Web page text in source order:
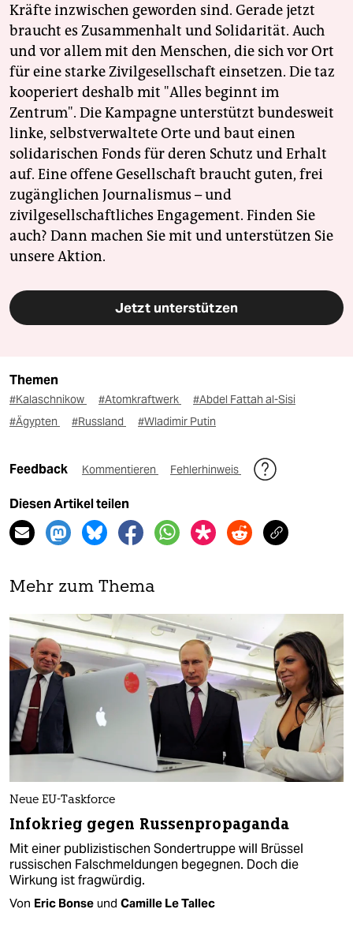
Kräfte inzwischen geworden sind. Gerade jetzt
braucht es Zusammenhalt und Solidarität. Auch
und vor allem mit den Menschen, die sich vor Ort
für eine starke Zivilgesellschaft einsetzen. Die taz
kooperiert deshalb mit "Alles beginnt im
Zentrum". Die Kampagne unterstützt bundesweit
linke, selbstverwaltete Orte und baut einen
solidarischen Fonds für deren Schutz und Erhalt
auf. Eine offene Gesellschaft braucht guten, frei
zugänglichen Journalismus – und
zivilgesellschaftliches Engagement. Finden Sie
auch? Dann machen Sie mit und unterstützen Sie
unsere Aktion.
Jetzt unterstützen
Themen
#Kalaschnikow #Atomkraftwerk
#Abdel Fattah al-Sisi
#Ägypten
#Russland #Wladimir Putin
Feedback Kommentieren Fehlerhinweis
Diesen Artikel teilen
Mehr zum Thema
Neue EU-Taskforce
Infokrieg gegen Russenpropaganda
Mit einer publizistischen Sondertruppe will Brüssel
russischen Falschmeldungen begegnen. Doch die
Wirkung ist fragwürdig.
Von Eric Bonse und Camille Le Tallec